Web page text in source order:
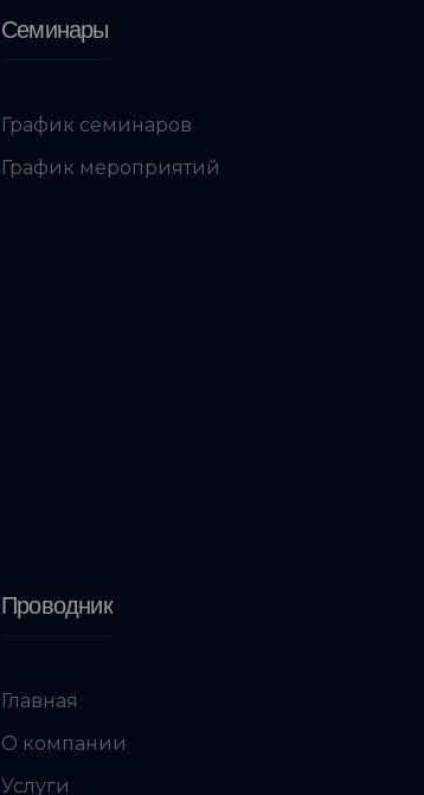
Семинары
График семинаров
График мероприятий
Проводник
Главная
О компании
Услуги